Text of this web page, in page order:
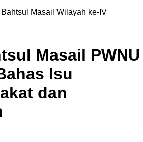
Masail Wilayah ke-IV
Masail PWNU
Isu
dan